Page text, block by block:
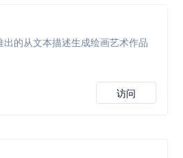
出的从文本描述生成绘画艺术作品
访问